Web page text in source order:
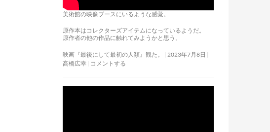
美術館の映像ブースにいるような感覚。
原作本はコレクターズアイテムになっているようだ。
原作者の他の作品に触れてみようかと思う。
映画『最後にして最初の人類』観た。
2023年7月8日
高橋広幸
コメントする